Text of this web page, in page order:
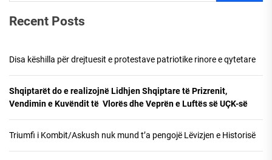
Recent Posts
Disa këshilla për drejtuesit e protestave patriotike rinore e qytetare
Shqiptarët do e realizojnë Lidhjen Shqiptare të Prizrenit,
Vendimin e Kuvëndit të Vlorës dhe Veprën e Luftës së UÇK-së
Triumfi i Kombit/Askush nuk mund t’a pengojë Lëvizjen e Historisë